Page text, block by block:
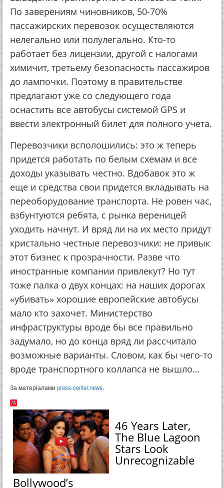
По заверениям чиновников, 50-70%
пассажирских перевозок осуществляются
нелегально или полулегально. Кто-то
работает без лицензии, другой с налогами
химичит, третьему безопасность пассажиров
до лампочки. Поэтому в правительстве
предлагают уже со следующего года
оснастить все автобусы системой GPS и
ввести электронный билет для полного учета.
Перевозчики всполошились: это ж теперь
придется работать по белым схемам и все
доходы указывать честно. Вдобавок это ж
еще и средства свои придется вкладывать на
переоборудование транспорта. Не ровен час,
взбунтуются ребята, с рынка вереницей
уходить начнут. И вряд ли на их место придут
кристально честные перевозчики: не привык
этот бизнес к прозрачности. Разве что
иностранные компании привлекут? Но тут
тоже палка о двух концах: на наших дорогах
«убивать» хорошие европейские автобусы
мало кто захочет. Министерство
инфраструктуры вроде бы все правильно
задумало, но до конца вряд ли рассчитало
возможные варианты. Словом, как бы чего-то
вроде транспортного коллапса не вышло…
За матеріалами press-center.news.
Bollywood’s
46 Years Later,
The Blue Lagoon
Stars Look
Unrecognizable